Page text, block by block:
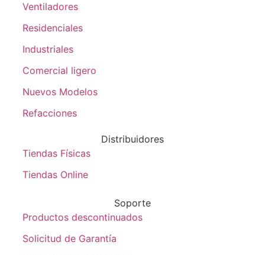
Ventiladores
Residenciales
Industriales
Comercial ligero
Nuevos Modelos
Refacciones
Distribuidores
Tiendas Físicas
Tiendas Online
Soporte
Productos descontinuados
Solicitud de Garantía